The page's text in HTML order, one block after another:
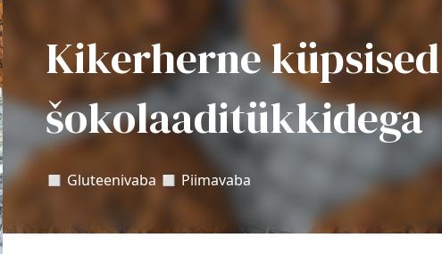
Kikerherne küpsised
šokolaaditükkidega
◻️ Gluteenivaba ◻️ Piimavaba